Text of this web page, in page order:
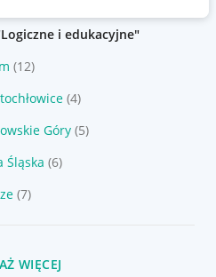
i edukacyjne"
(12)
(4)
Góry (5)
Śląska (6)
(7)
WIĘCEJ